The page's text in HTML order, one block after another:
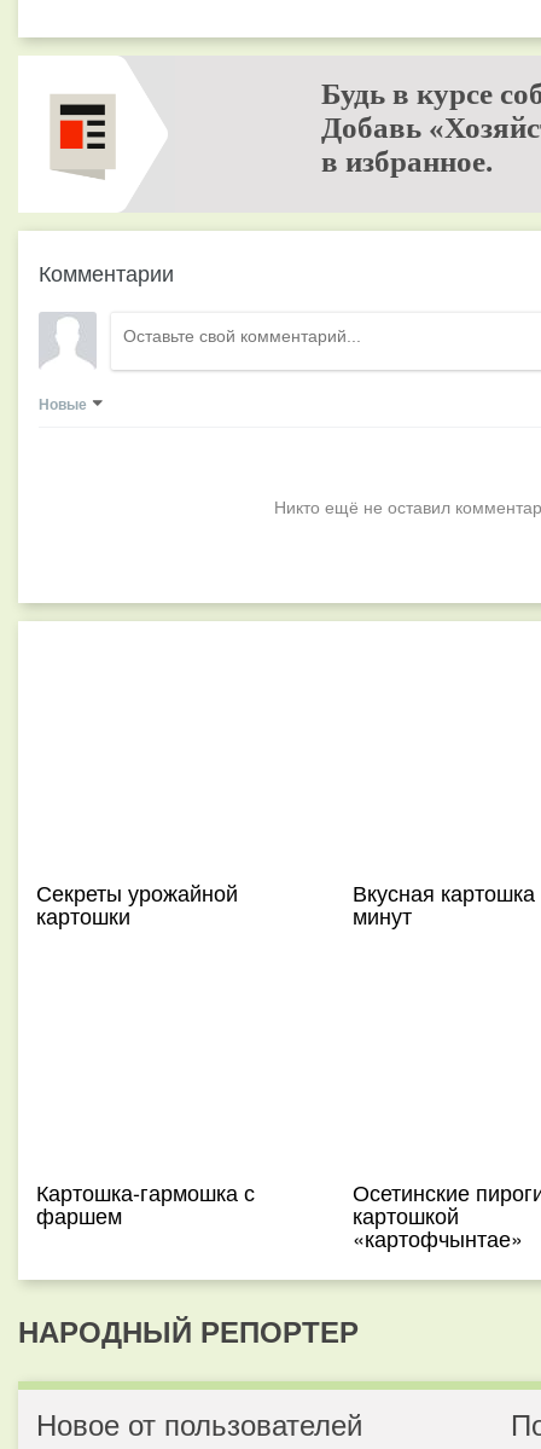
Будь в курсе
Добавь
в избранное.
Комментарии
Новые
Никто ещё не оставил
Секреты урожайной
картошки
Вкусная картошка
минут
Картошка-гармошка с
фаршем
Осетинские
картошкой
«картофчынтае»
НАРОДНЫЙ РЕПОРТЕР
Новое от пользователей